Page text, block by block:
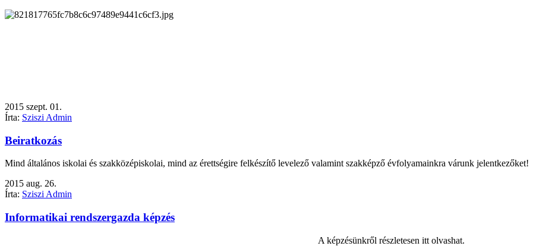
2015 szept. 01.
Írta: Sziszi Admin
Beiratkozás
Mind általános iskolai és szakközépiskolai, mind az érettségire felkészítő levelező valamint szakképző évfolyamainkra várunk jelentkezőket!
2015 aug. 26.
Írta: Sziszi Admin
Informatikai rendszergazda képzés
A képzésünkről részletesen itt olvashat.